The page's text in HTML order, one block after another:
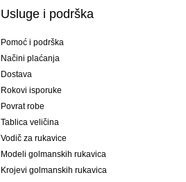
Usluge i podrška
Pomoć i podrška
Načini plaćanja
Dostava
Rokovi isporuke
Povrat robe
Tablica veličina
Vodič za rukavice
Modeli golmanskih rukavica
Krojevi golmanskih rukavica